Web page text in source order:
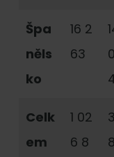
Špa
něls
ko
16 2
63
Celk
em
1 02
6 8